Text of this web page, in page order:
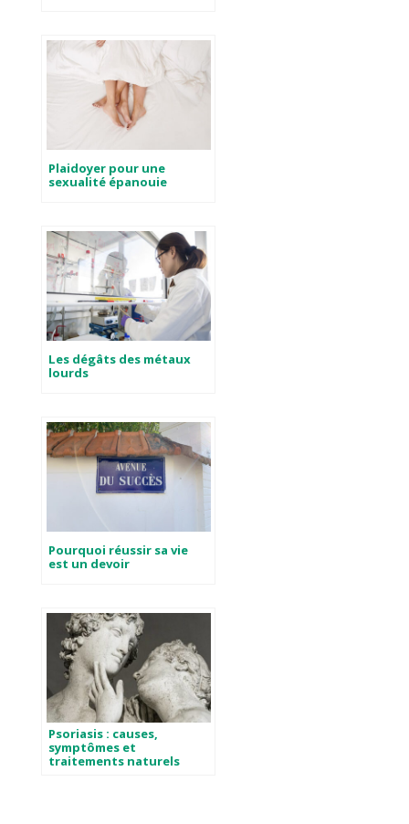
Plaidoyer pour une
sexualité épanouie
Les dégâts des métaux
lourds
Pourquoi réussir sa vie
est un devoir
Psoriasis : causes,
symptômes et
traitements naturels